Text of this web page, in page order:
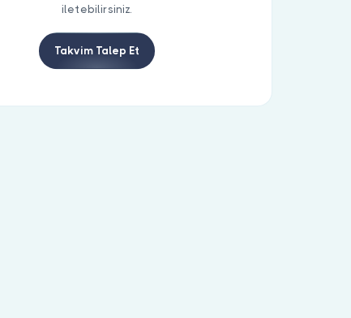
iletebilirsiniz.
Takvim Talep Et